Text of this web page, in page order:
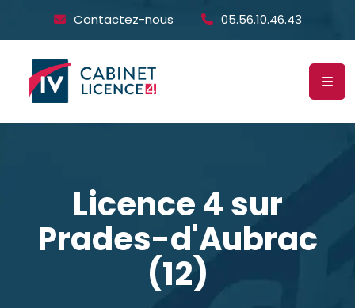
Contactez-nous 05.56.10.46.43
Licence 4 sur
Prades-d'Aubrac
(12)